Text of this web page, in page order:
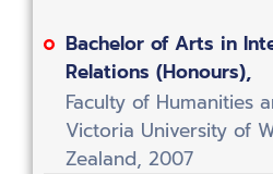
Bachelor of Arts in
Relations (Honours),
Faculty of Humanities
Victoria University of
Zealand, 2007